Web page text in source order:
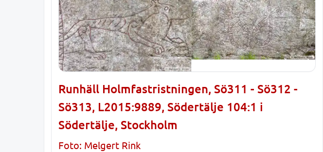
Runhäll Holmfastristningen, Sö311 - Sö312 -
Sö313, L2015:9889, Södertälje 104:1 i
Södertälje, Stockholm
Foto: Melgert Rink